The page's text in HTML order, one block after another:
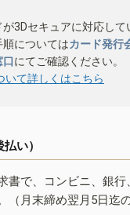
3Dセキュアに対応し
についてはカード発行
にてご確認ください。
いて詳しくはこちら
い）
書で、コンビニ、銀行
（月末締め翌月5日迄の